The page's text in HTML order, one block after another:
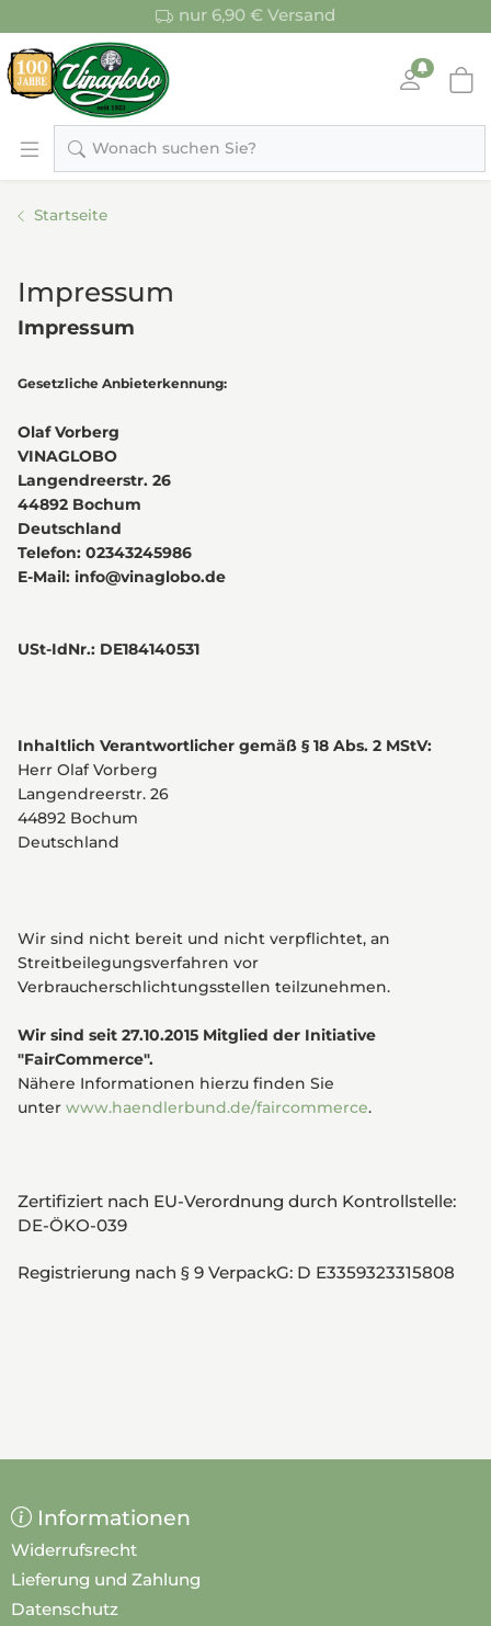
nur 6,90 € Versand
Wonach suchen Sie?
Startseite
Impressum
Impressum
Gesetzliche Anbieterkennung:
Olaf Vorberg
VINAGLOBO
Langendreerstr. 26
44892 Bochum
Deutschland
Telefon: 02343245986
E-Mail: info@vinaglobo.de
USt-IdNr.: DE184140531
Inhaltlich Verantwortlicher gemäß § 18 Abs. 2 MStV:
Herr Olaf Vorberg
Langendreerstr. 26
44892 Bochum
Deutschland
Wir sind nicht bereit und nicht verpflichtet, an
Streitbeilegungsverfahren vor
Verbraucherschlichtungsstellen teilzunehmen.
Wir sind seit 27.10.2015 Mitglied der Initiative
"FairCommerce".
Nähere Informationen hierzu finden Sie
unter www.haendlerbund.de/faircommerce.
Zertifiziert nach EU-Verordnung durch Kontrollstelle:
DE-ÖKO-039
Registrierung nach § 9 VerpackG: D E3359323315808
Informationen
Widerrufsrecht
Lieferung und Zahlung
Datenschutz